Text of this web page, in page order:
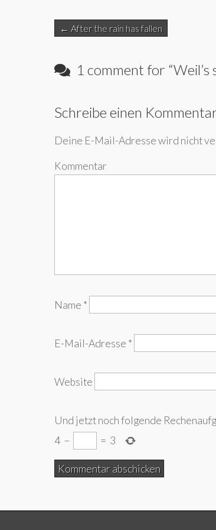
Post
navigation
← After the rain has fallen
1 comment for “Weil’s
Schreibe einen
Deine E-Mail-Adresse wird nicht
Kommentar
Name *
E-Mail-Adresse *
Website
Und jetzt noch folgende
4 − = 3